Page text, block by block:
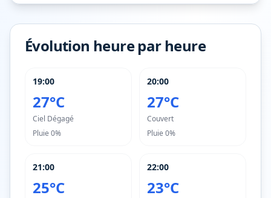
Évolution heure par heure
19:00
27°C
Ciel Dégagé
Pluie 0%
20:00
27°C
Couvert
Pluie 0%
21:00
25°C
22:00
23°C